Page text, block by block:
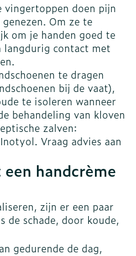
vingertoppen doen pijn
Om ze te
om je handen goed te
langdurig contact met
te dragen
bij de vaat),
te isoleren wanneer
behandeling van kloven
zalven:
Vraag advies aan
handcrème
zijn er een paar
de schade, door koude,
gedurende de dag,